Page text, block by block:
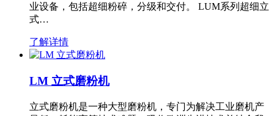
业设备，包括超细粉碎，分级和交付。 LUM系列超细立
式…
了解详情
LM 立式磨粉机
立式磨粉机是一种大型磨粉机，专门为解决工业磨机产